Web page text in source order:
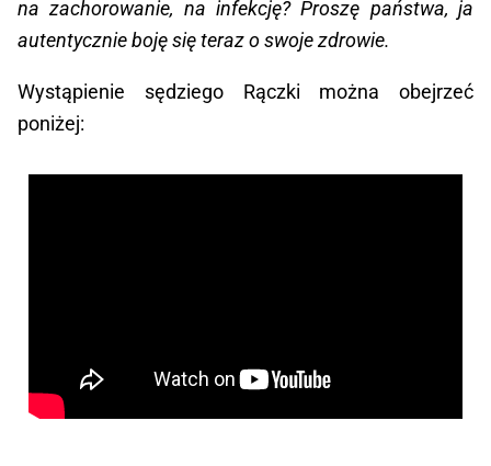
na zachorowanie, na infekcję? Proszę państwa, ja
autentycznie boję się teraz o swoje zdrowie.
Wystąpienie sędziego Rączki można obejrzeć
poniżej: